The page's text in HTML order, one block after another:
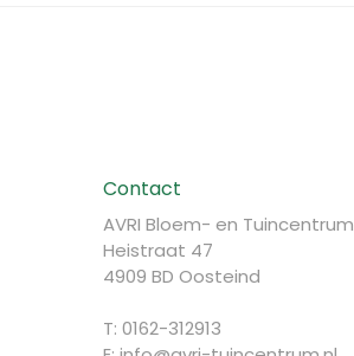
Contact
AVRI Bloem- en Tuincentrum
Heistraat 47
4909 BD Oosteind
T: 0162-312913